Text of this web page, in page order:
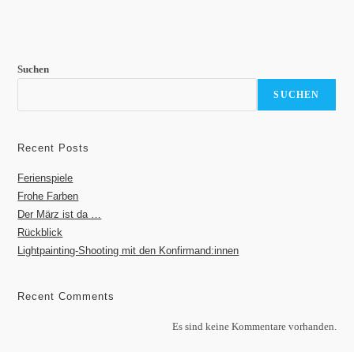
Suchen
SUCHEN
Recent Posts
Ferienspiele
Frohe Farben
Der März ist da …
Rückblick
Lightpainting-Shooting mit den Konfirmand:innen
Recent Comments
Es sind keine Kommentare vorhanden.